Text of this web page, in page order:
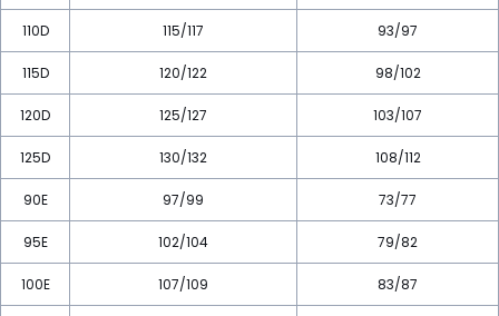
110D 115/117 93/97
115D 120/122 98/102
120D 125/127 103/107
125D 130/132 108/112
90E 97/99 73/77
95E 102/104 79/82
100E 107/109 83/87